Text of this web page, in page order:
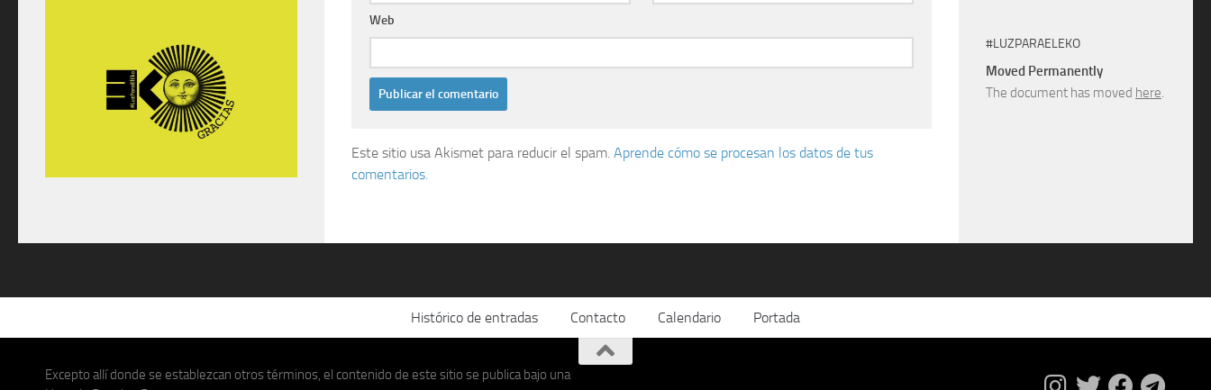
Web
Este sitio usa Akismet para reducir el spam. Aprende cómo se procesan los datos de tus
comentarios.
#LUZPARAELEKO
Moved Permanently
The document has moved here.
Histórico de entradas Contacto Calendario Portada
Excepto allí donde se establezcan otros términos, el contenido de este sitio se publica bajo una